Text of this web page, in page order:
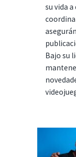
su vida
Bajo su